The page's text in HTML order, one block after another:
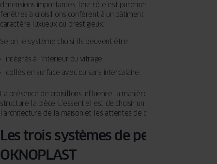
dimensions importantes, leur rôle est purement esthétique. Les
fenêtres à croisillons confèrent à un bâtiment une élégance, un
caractère luxueux ou prestigieux.
Selon le système choisi, ils peuvent être :
intégrés à l’intérieur du vitrage,
collés en surface avec ou sans intercalaire.
La présence de croisillons influence la manière dont la lumière
structure la pièce. L’essentiel est de choisir un dessin cohérent avec
l’architecture de la maison et les attentes de confort.
Les trois systèmes de petits bois
OKNOPLAST